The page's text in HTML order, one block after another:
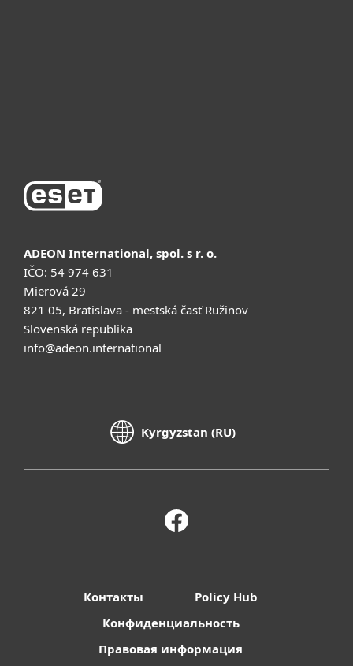
ADEON International, spol. s r. o.
IČO: 54 974 631
Mierová 29
821 05, Bratislava - mestská časť Ružinov
Slovenská republika
info@adeon.international
Kyrgyzstan (RU)
Контакты
Policy Hub
Конфиденциальность
Правовая информация